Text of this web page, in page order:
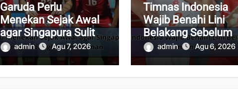
Garuda Perlu
Menekan Sejak Awal
agar Singapura Sulit
Mengembangkan
Permainan
admin Agu 7, 2026
Timnas Indonesia
Wajib Benahi Lini
Belakang Sebelum
Menantang
admin Agu 6, 2026